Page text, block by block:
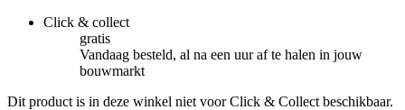
Click & collect
gratis
Vandaag besteld, al na een uur af te halen in jouw
bouwmarkt
Dit product is in deze winkel niet voor Click & Collect beschikbaar.